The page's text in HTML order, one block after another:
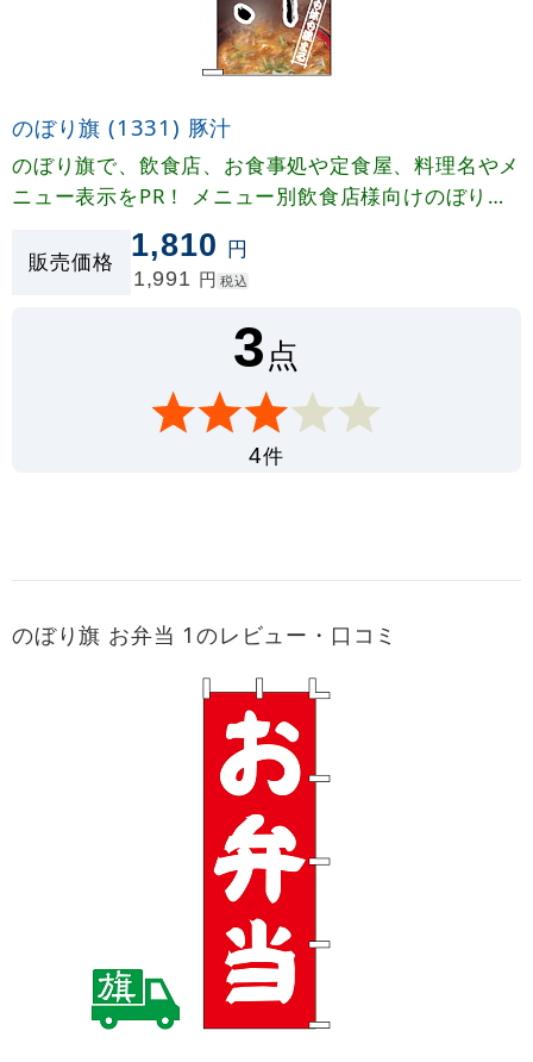
のぼり旗 (1331) 豚汁
のぼり旗で、飲食店、お食事処や定食屋、料理名やメ
ニュー表示をPR！ メニュー別飲食店様向けのぼり旗
で他店と差別化！
販売価格
1,810 円
1,991 円 税込
3点
4件
のぼり旗 お弁当 1のレビュー・口コミ